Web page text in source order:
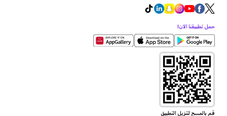
حمل تطبيقنا الآن!
قم بالمسح لتنزيل التطبيق